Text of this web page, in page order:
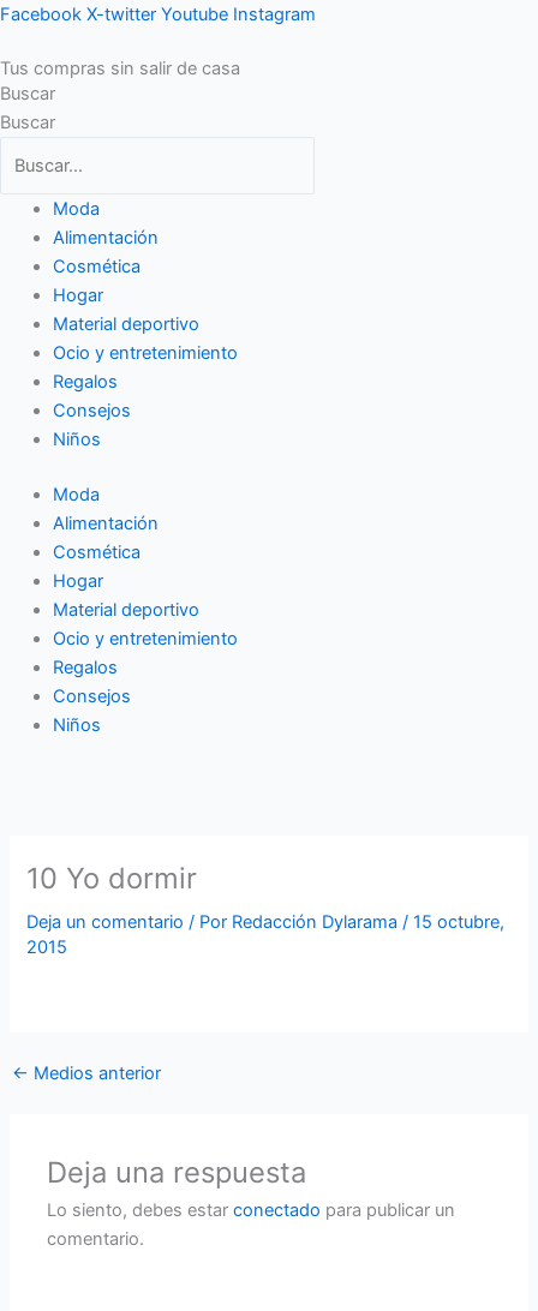
Ir
contenido
Facebook X-twitter Youtube Instagram
Tus compras sin salir de casa
Buscar
Buscar
Moda
Alimentación
Cosmética
Hogar
Material deportivo
Ocio y entretenimiento
Regalos
Consejos
Niños
Moda
Alimentación
Cosmética
Hogar
Material deportivo
Ocio y entretenimiento
Regalos
Consejos
Niños
10 Yo dormir
Deja un comentario / Por Redacción Dylarama/15 octubre,
2015
← Medios anterior
Deja una respuesta
Lo siento, debes estarconectado para publicar un
comentario.